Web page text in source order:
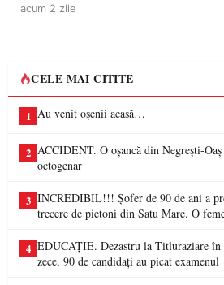
acum 2 zile
CELE MAI CITITE
1 Au venit oșenii acasă…
2 ACCIDENT. O oșancă din Negrești-
octogenar
3 INCREDIBIL!!! Șofer de 90 de ani a
trecere de pietoni din Satu Mare. O
4 EDUCAȚIE. Dezastru la Titluraziare în
zece, 90 de candidați au picat examenul